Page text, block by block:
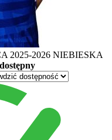
2025-2026 NIEBIESKA